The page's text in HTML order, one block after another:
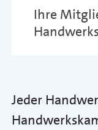
Ihre
Jeder